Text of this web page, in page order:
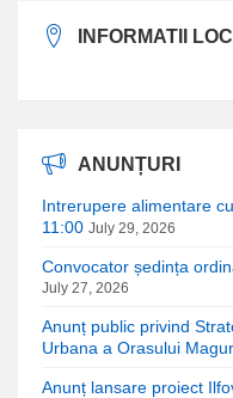
INFORMATII
ANUNȚURI
Intrerupere alimentare
11:00 July 29, 2026
Convocator ședința
July 27, 2026
Anunț public privind
Urbana a Orasului
Anunț lansare proiect